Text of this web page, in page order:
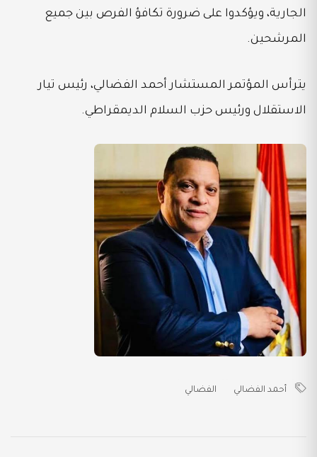
الجارية، ويؤكدوا على ضرورة تكافؤ الفرص بين جميع
المرشحين.
يترأس المؤتمر المستشار أحمد الفضالي، رئيس تيار
الاستقلال ورئيس حزب السلام الديمقراطي.
أحمد الفضالي الفضالي